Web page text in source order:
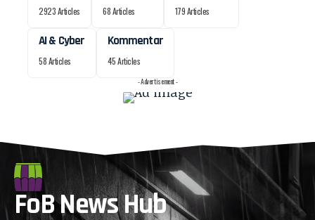
2923 Articles 68 Articles 179 Articles
AI & Cyber
58 Articles
Kommentar
45 Articles
- Advertisement -
FoB News Hub